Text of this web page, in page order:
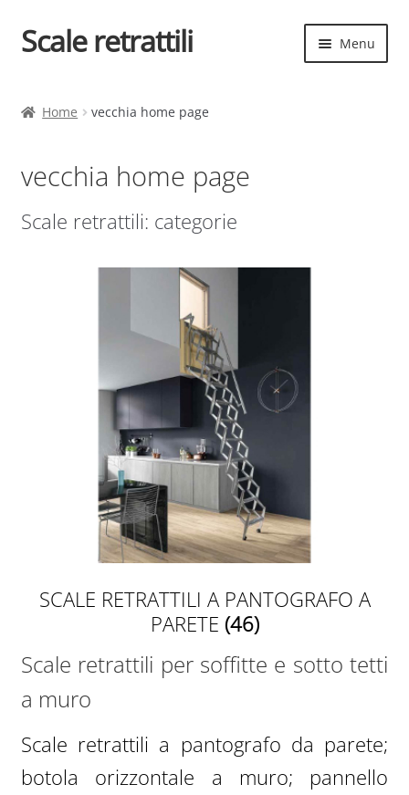
Vai
alla
Vai
al
Scale retrattili Menu
Cart
Elenco scale
Home vecchia home page
vecchia home page
Scale retrattili: categorie
SCALE RETRATTILI A PANTOGRAFO A
PARETE (46)
Scale retrattili per soffitte e sotto tetti
a muro
Scale retrattili a pantografo da parete;
botola orizzontale a muro; pannello